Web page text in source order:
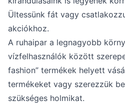
Ültessünk fát vagy
akciókhoz.
A ruhaipar a legnagyobb
vízfelhasználók között
fashion” termékek helyett
termékeket vagy szerezzük
szükséges holmikat.